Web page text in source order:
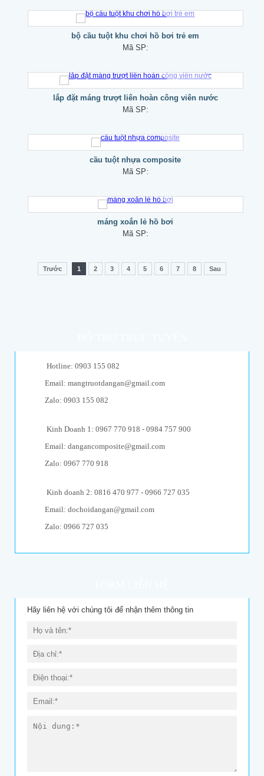
bộ cầu tuột khu chơi hồ bơi trẻ em
Mã SP:
lắp đặt máng trượt liên hoàn công viên nước
Mã SP:
cầu tuột nhựa composite
Mã SP:
máng xoắn lẻ hồ bơi
Mã SP:
Trước 1 2 3 4 5 6 7 8 Sau
Hotline: 0903 155 082
Email: mangtruotdangan@gmail.com
Zalo: 0903 155 082
Kinh Doanh 1: 0967 770 918 - 0984 757 900
Email: dangancomposite@gmail.com
Zalo: 0967 770 918
Kinh doanh 2: 0816 470 977 - 0966 727 035
Email: dochoidangan@gmail.com
Zalo: 0966 727 035
Hãy liên hệ với chúng tôi để nhận thêm thông tin